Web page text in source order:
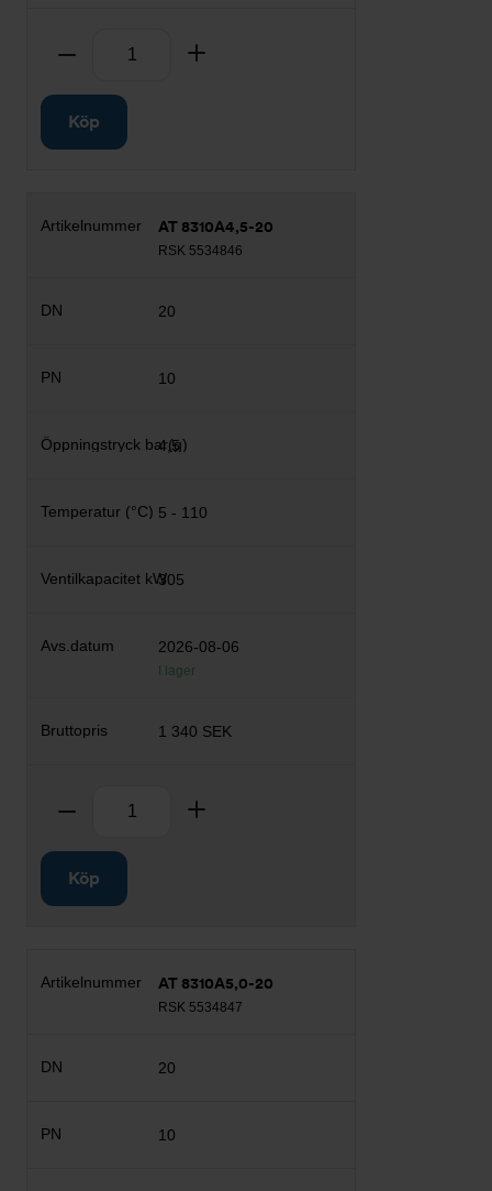
Ta bort
Köp
AT 8310A4,5-20
RSK 5534846
20
10
4,5
5 - 110
305
2026-08-06
I lager
1 340 SEK
Ta bort
Köp
AT 8310A5,0-20
RSK 5534847
20
10